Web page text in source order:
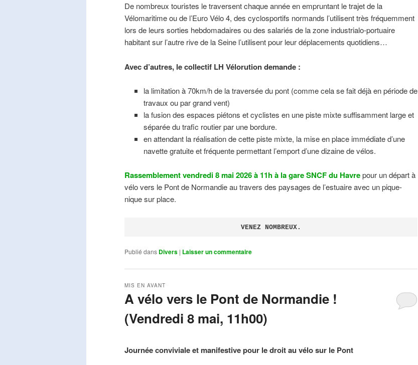
De nombreux touristes le traversent chaque année en empruntant le trajet de la
Vélomaritime ou de l’Euro Vélo 4, des cyclosportifs normands l’utilisent très fréquemment
lors de leurs sorties hebdomadaires ou des salariés de la zone industrialo-portuaire
habitant sur l’autre rive de la Seine l’utilisent pour leur déplacements quotidiens…
Avec d’autres, le collectif LH Vélorution demande :
la limitation à 70km/h de la traversée du pont (comme cela se fait déjà en période de
travaux ou par grand vent)
la fusion des espaces piétons et cyclistes en une piste mixte suffisamment large et
séparée du trafic routier par une bordure.
en attendant la réalisation de cette piste mixte, la mise en place immédiate d’une
navette gratuite et fréquente permettant l’emport d’une dizaine de vélos.
Rassemblement vendredi 8 mai 2026 à 11h à la gare SNCF du Havrepour un départ à
vélo vers le Pont de Normandie au travers des paysages de l’estuaire avec un pique-
nique sur place.
VENEZ NOMBREUX.
Publié dans Divers | Laisser un commentaire
A vélo vers le Pont de Normandie !
(Vendredi 8 mai, 11h00)
MIS EN AVANT
Journée conviviale et manifestive pour le droit au vélo sur le Pont